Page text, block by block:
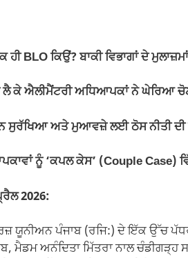
gr
a
m
y
n
k
e
BLO ਕਿਉਂ? ਬਾਕੀ ਵਿਭਾਗਾਂ ਦੇ
ਕੇ ਐਲੀਮੈਂਟਰੀ ਅਧਿਆਪਕਾਂ ਨੇ ਘੇਰਿਆ
ਸੁਰੱਖਿਆ ਅਤੇ ਮੁਆਵਜ਼ੇ ਲਈ ਠੋਸ ਨੀਤੀ
ਨੂੰ ‘ਕਪਲ ਕੇਸ’ (Couple Case)
2026:
ਯੂਨੀਅਨ ਪੰਜਾਬ (ਰਜਿ:) ਦੇ ਇੱਕ ਉੱਚ
ਮੈਡਮ ਅਨੰਦਿਤਾ ਮਿੱਤਰਾ ਨਾਲ ਚੰਡੀਗੜ੍ਹ